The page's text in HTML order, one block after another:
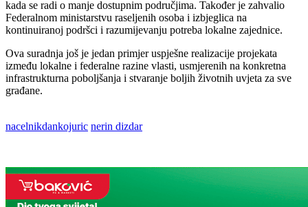
kada se radi o manje dostupnim područjima. Također je zahvalio
Federalnom ministarstvu raseljenih osoba i izbjeglica na
kontinuiranoj podršci i razumijevanju potreba lokalne zajednice.
Ova suradnja još je jedan primjer uspješne realizacije projekata
između lokalne i federalne razine vlasti, usmjerenih na konkretna
infrastrukturna poboljšanja i stvaranje boljih životnih uvjeta za sve
građane.
nacelnikdankojuric nerin dizdar